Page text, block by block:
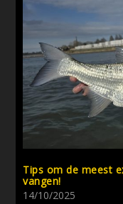
Tips om de meest
vangen!
14/10/2025